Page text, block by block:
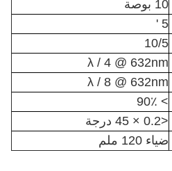
10 بوصة
5 '
10/5
λ / 4 @ 632nm
λ / 8 @ 632nm
> 90٪
<0.2 × 45 درجة
ضياء 120 ملم